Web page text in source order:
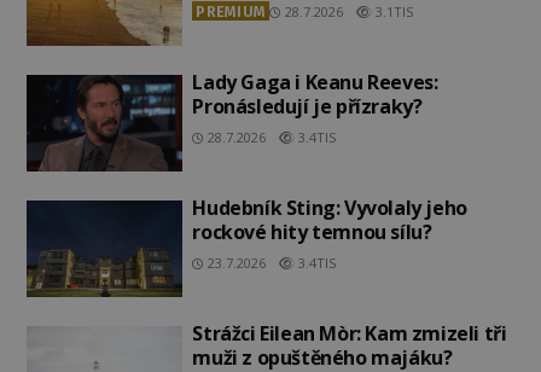
PREMIUM 28.7.2026 3.1TIS
Lady Gaga i Keanu Reeves:
Pronásledují je přízraky?
28.7.2026 3.4TIS
Hudebník Sting: Vyvolaly jeho
rockové hity temnou sílu?
23.7.2026 3.4TIS
Strážci Eilean Mòr: Kam zmizeli tři
muži z opuštěného majáku?